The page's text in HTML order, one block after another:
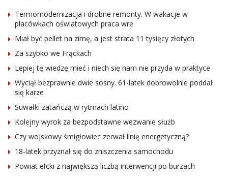
Termomodernizacja i drobne remonty. W wakacje w
placówkach oświatowych praca wre
Miał być pellet na zimę, a jest strata 11 tysięcy złotych
Za szybko we Frąckach
Lepiej tę wiedzę mieć i niech się nam nie przyda w praktyce
Wyciął bezprawnie dwie sosny. 61-latek dobrowolnie poddał
się karze
Suwałki zatańczą w rytmach latino
Kolejny wyrok za bezpodstawne wezwanie służb
Czy wojskowy śmigłowiec zerwał linię energetyczną?
18-latek przyznał się do zniszczenia samochodu
Powiat ełcki z największą liczbą interwencji po burzach